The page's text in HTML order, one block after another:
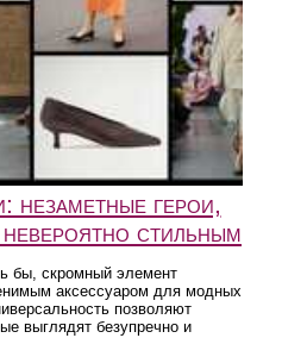
незаметные герои,
стильным
бы, скромный элемент
аксессуаром для модных
позволяют
выглядят безупречно и